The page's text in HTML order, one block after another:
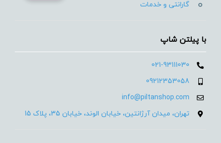
گارانتی و خدمات
با پیلتن شاپ
021-93111030
09212353058
info@piltanshop.com
تهران، میدان آرژانتین، خیابان الوند، خیابان 35، پلاک 15